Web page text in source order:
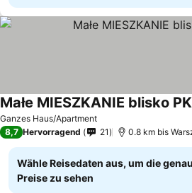
Ganzes Haus/Apartment
Małe MIESZKANIE blisko
8,7 Hervorragend 21 0.8 km bis
Wähle Reisedaten aus, um die
Preise zu sehen